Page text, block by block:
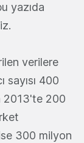
yazıda
verilere
sayısı 400
2013'te 200
300 milyon